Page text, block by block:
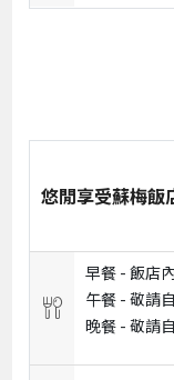
悠閒享受蘇梅飯
早餐 -飯店
午餐 -敬請
晚餐 -敬請